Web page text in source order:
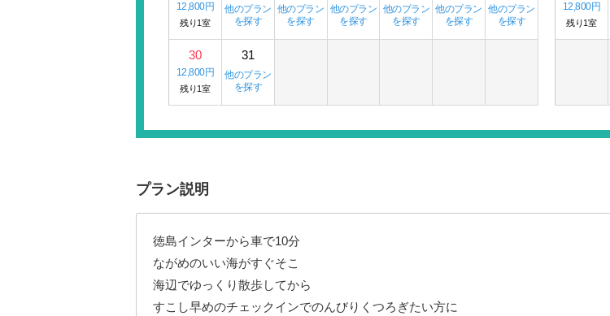
12,800円
残り1室
他のプラン
を探す
他のプラン
を探す
他のプラン
を探す
他のプラン
を探す
他のプラン
を探す
他のプラン
を探す
30
12,800円
残り1室
31
他のプラン
を探す
12,800円
残り1室
プラン説明
徳島インターから車で10分
ながめのいい海がすぐそこ
海辺でゆっくり散歩してから
すこし早めのチェックインでのんびりくつろぎたい方に